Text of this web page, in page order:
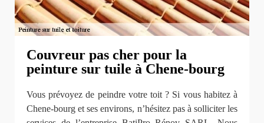
Couvreur pas cher pour la
peinture sur tuile à Chene-bourg
Vous prévoyez de peindre votre toit ? Si vous habitez à
Chene-bourg et ses environs, n’hésitez pas à solliciter les